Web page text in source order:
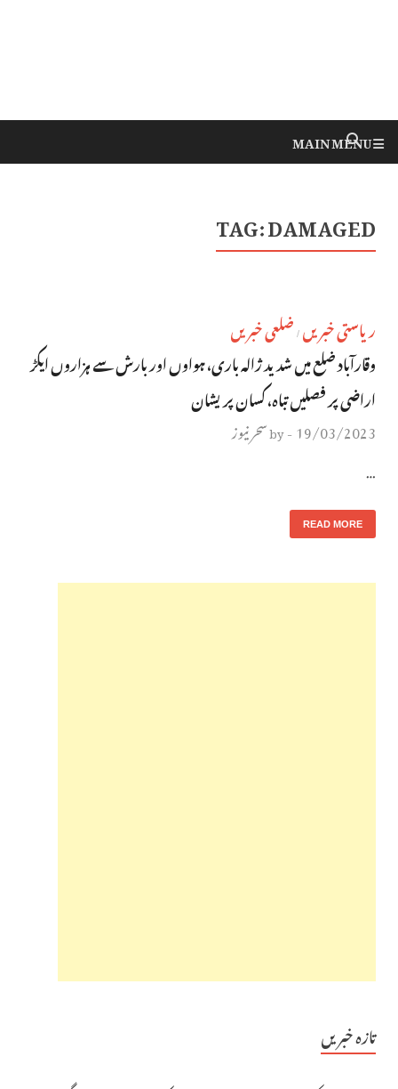
MAIN MENU
TAG:DAMAGED
ریاستی خبریں / ضلعی خبریں
وقارآباد ضلع میں شدید ژالہ باری، ہواوں اور بارش سے ہزاروں ایکڑ
اراضی پر فصلیں تباہ، کسان پریشان
19/03/2023
-
byسحر نیوز
…
READ MORE
تازہ خبریں